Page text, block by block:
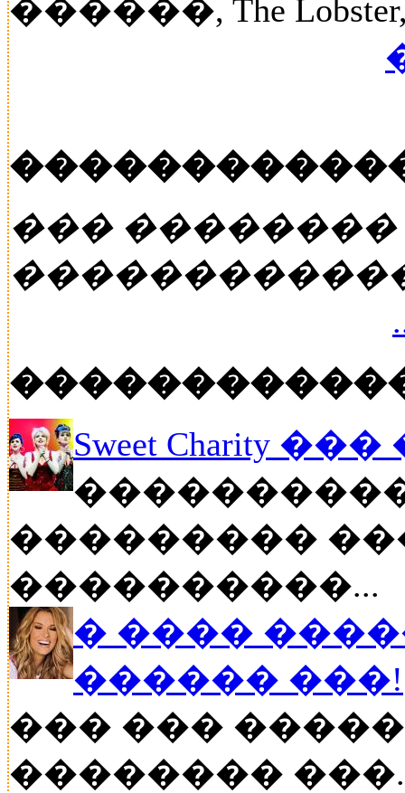
������, The
���
Sweet Charity
���������
����������...
� ����
������ ���!
��� ���
��������